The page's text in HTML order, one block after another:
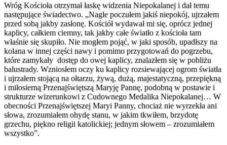
Wróg Kościoła otrzymał łaskę widzenia Niepokalanej i dał temu
następujące świadectwo. „Nagle poczułem jakiś niepokój, ujrzałem
przed sobą jakby zasłonę. Kościół wydawał mi się, oprócz jednej
kaplicy, całkiem ciemny, tak jakby całe światło z kościoła tam
właśnie się skupiło. Nie mogłem pojąć, w jaki sposób, upadłszy na
kolana w innej części nawy i pomimo przygotowań do pogrzebu,
które zamykały dostęp do owej kaplicy, znalazłem się w pobliżu
balustrady. Wzniosłem oczy ku kaplicy rozsiewającej ogrom światła
i ujrzałem stojącą na ołtarzu, żywą, dużą, majestatyczną, przepiękną
i miłosierną Przenajświętszą Maryję Pannę, podobną w postawie i
strukturze wizerunkowi z Cudownego Medalika Niepokalanej… W
obecności Przenajświętszej Maryi Panny, chociaż nie wyrzekła ani
słowa, zrozumiałem ohydę stanu, w jakim tkwiłem, brzydotę
grzechu, piękno religii katolickiej; jednym słowem – zrozumiałem
wszystko”.